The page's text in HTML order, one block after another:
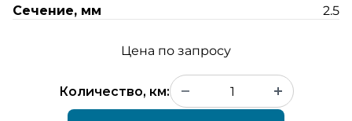
Сечение, мм
2.5
Цена по запросу
Количество, км: